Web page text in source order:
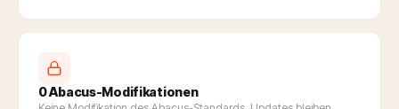
0 Abacus-Modifikationen